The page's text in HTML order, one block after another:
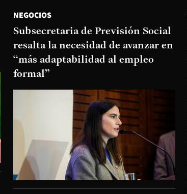
NEGOCIOS
Subsecretaria de Previsión Social
resalta la necesidad de avanzar en
“más adaptabilidad al empleo
formal”